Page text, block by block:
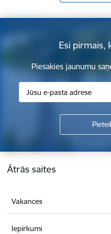
Esi pirmais,
Piesakies jaunumu
Kājene
Ātrās saites
Vakances
Iepirkumi